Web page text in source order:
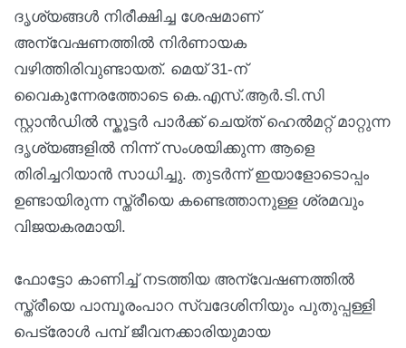
ദൃശ്യങ്ങൾ നിരീക്ഷിച്ച ശേഷമാണ്
അന്വേഷണത്തിൽ നിർണായക
വഴിത്തിരിവുണ്ടായത്. മെയ് 31-ന്
വൈകുന്നേരത്തോടെ കെ.എസ്.ആർ.ടി.സി
സ്റ്റാൻഡിൽ സ്കൂട്ടർ പാർക്ക് ചെയ്ത് ഹെൽമറ്റ് മാറ്റുന്ന
ദൃശ്യങ്ങളിൽ നിന്ന് സംശയിക്കുന്ന ആളെ
തിരിച്ചറിയാൻ സാധിച്ചു. തുടർന്ന് ഇയാളോടൊപ്പം
ഉണ്ടായിരുന്ന സ്ത്രീയെ കണ്ടെത്താനുള്ള ശ്രമവും
വിജയകരമായി.
ഫോട്ടോ കാണിച്ച് നടത്തിയ അന്വേഷണത്തിൽ
സ്ത്രീയെ പാമ്പൂരംപാറ സ്വദേശിനിയും പുതുപ്പള്ളി
പെട്രോൾ പമ്പ് ജീവനക്കാരിയുമായ